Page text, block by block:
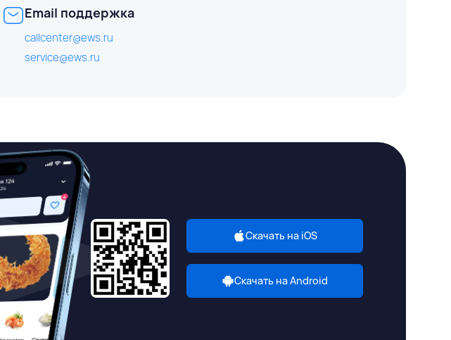
Email поддержка
callcenter@ews.ru
service@ews.ru
Скачать на iOS
Скачать на Android